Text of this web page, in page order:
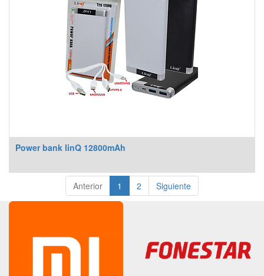
Power bank linQ 12800mAh
Anterior 1 2 Siguiente